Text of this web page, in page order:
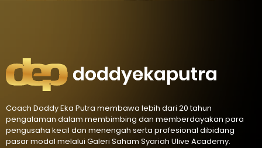
Coach Doddy Eka Putra membawa lebih dari 20 tahun
pengalaman dalam membimbing dan memberdayakan para
pengusaha kecil dan menengah serta profesional dibidang
pasar modal melalui Galeri Saham Syariah Ulive Academy.